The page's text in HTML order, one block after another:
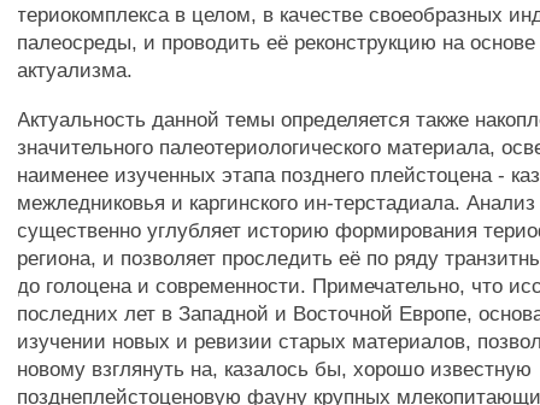
териокомплекса в целом, в качестве своеобразных
палеосреды, и проводить её реконструкцию на
актуализма.
Актуальность данной темы определяется также
значительного палеотериологического материала,
наименее изученных этапа позднего плейстоцена -
межледниковья и каргинского ин-терстадиала.
существенно углубляет историю формирования
региона, и позволяет проследить её по ряду
до голоцена и современности. Примечательно, что
последних лет в Западной и Восточной Европе,
изучении новых и ревизии старых материалов,
новому взглянуть на, казалось бы, хорошо известную
позднеплейстоценовую фауну крупных